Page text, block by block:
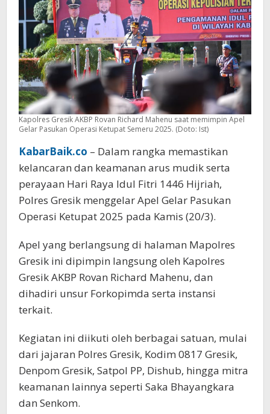
Kapolres Gresik AKBP Rovan Richard Mahenu saat memimpin Apel
Gelar Pasukan Operasi Ketupat Semeru 2025. (Doto: Ist)
KabarBaik.co – Dalam rangka memastikan
kelancaran dan keamanan arus mudik serta
perayaan Hari Raya Idul Fitri 1446 Hijriah,
Polres Gresik menggelar Apel Gelar Pasukan
Operasi Ketupat 2025 pada Kamis (20/3).
Apel yang berlangsung di halaman Mapolres
Gresik ini dipimpin langsung oleh Kapolres
Gresik AKBP Rovan Richard Mahenu, dan
dihadiri unsur Forkopimda serta instansi
terkait.
Kegiatan ini diikuti oleh berbagai satuan, mulai
dari jajaran Polres Gresik, Kodim 0817 Gresik,
Denpom Gresik, Satpol PP, Dishub, hingga mitra
keamanan lainnya seperti Saka Bhayangkara
dan Senkom.